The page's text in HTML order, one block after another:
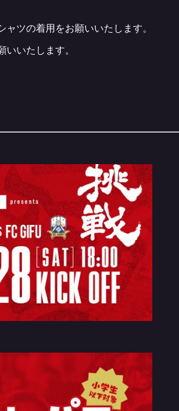
ツの着用をお願いいたします。
いたします。